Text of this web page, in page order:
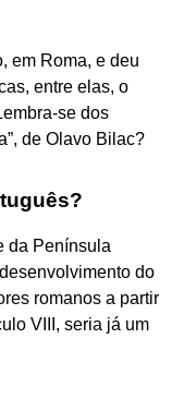
em Roma, e deu
entre elas, o
se dos
de Olavo Bilac?
da Península
do
romanos a partir
VIII, seria já um